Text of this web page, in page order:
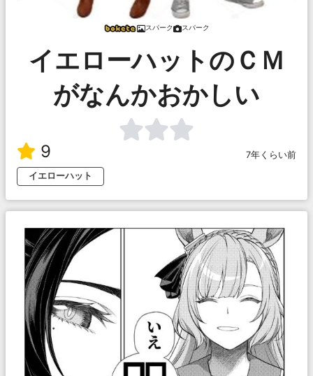
スパーク スパーク
イエローハットのＣＭ
がなんかおかしい
9
7年くらい前
イエローハット